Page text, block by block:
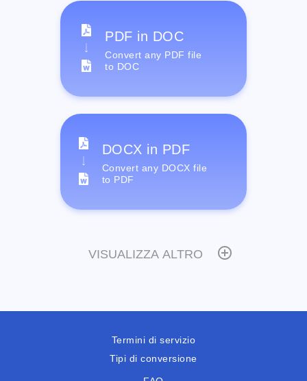
PDF in DOC
Convert any PDF file
to DOC
DOCX in PDF
Convert any DOCX file
to PDF
VISUALIZZA ALTRO
Termini di servizio
Tipi di conversione